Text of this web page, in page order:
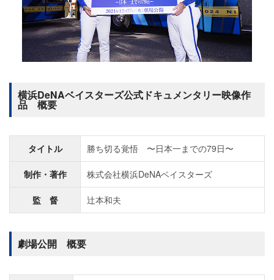
横浜DeNAベイスターズ公式ドキュメンタリー映像作
品 概要
タイトル 勝ち切る覚悟 〜日本一までの79日〜
制作・著作 株式会社横浜DeNAベイスターズ
監 督 辻󠄀本和夫
劇場公開 概要